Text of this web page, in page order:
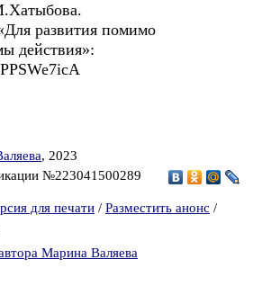
развития помимо
действия»:
, 2023
№223041500289
для печати / Разместить анонс /
Марина Валяева